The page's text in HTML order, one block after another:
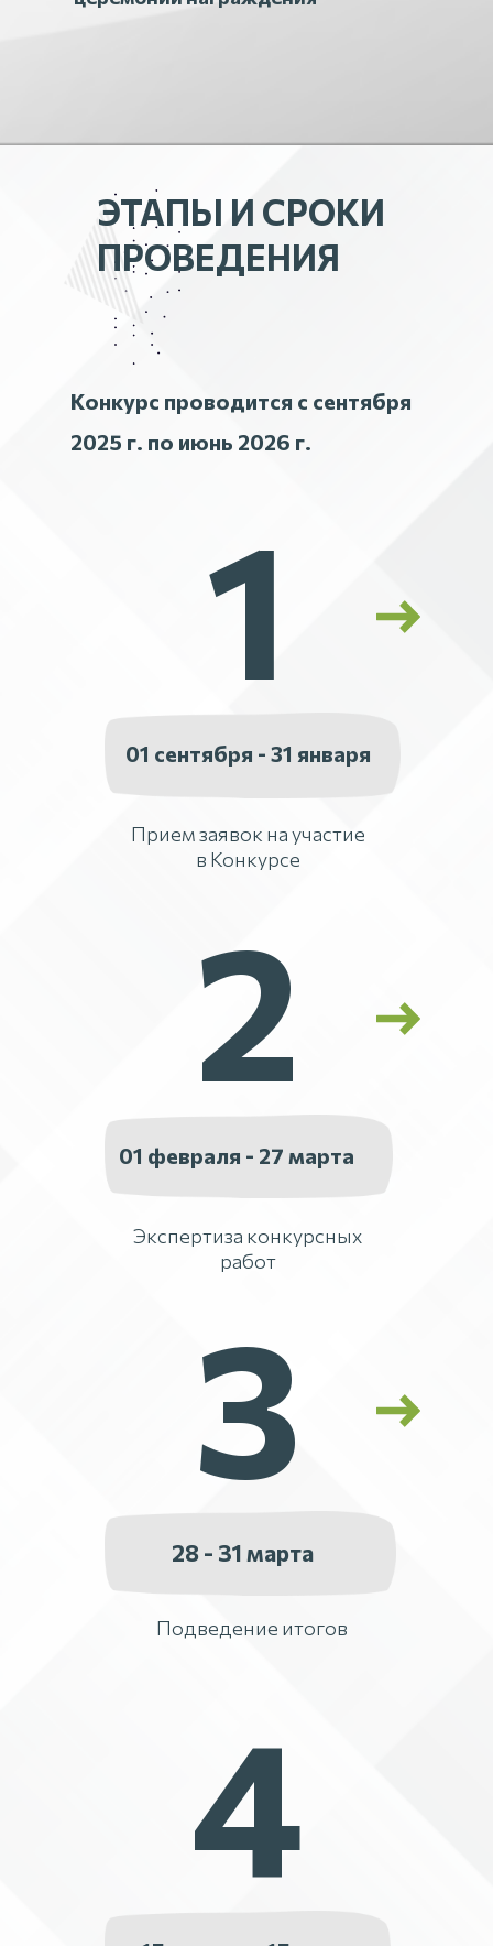
ЭТАПЫ И СРОКИ
ПРОВЕДЕНИЯ
Конкурс проводится с сентября
2025 г. по июнь 2026 г.
1
01 сентября - 31 января
Прием заявок на участие
в Конкурсе
2
01 февраля - 27 марта
Экспертиза конкурсных
работ
3
28 - 31 марта
Подведение итогов
4